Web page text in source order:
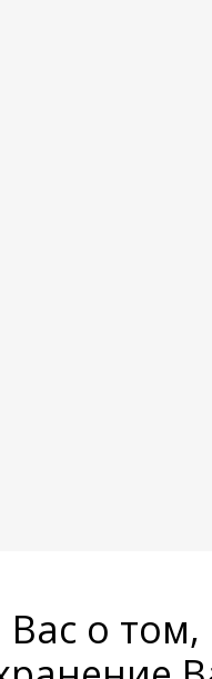
о